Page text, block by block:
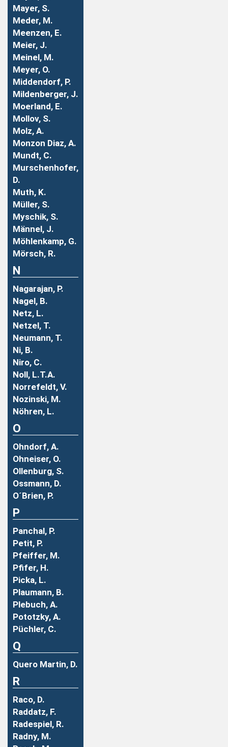
Mayer, S.
Meder, M.
Meenzen, E.
Meier, J.
Meinel, M.
Meyer, O.
Middendorf, P.
Mildenberger, J.
Moerland, E.
Mollov, S.
Molz, A.
Monzon Diaz, A.
Mundt, C.
Murschenhofer,
D.
Muth, K.
Müller, S.
Myschik, S.
Männel, J.
Möhlenkamp, G.
Mörsch, R.
N
Nagarajan, P.
Nagel, B.
Netz, L.
Netzel, T.
Neumann, T.
Ni, B.
Niro, C.
Noll, L.T.A.
Norrefeldt, V.
Nozinski, M.
Nöhren, L.
O
Ohndorf, A.
Ohneiser, O.
Ollenburg, S.
Ossmann, D.
O´Brien, P.
P
Panchal, P.
Petit, P.
Pfeiffer, M.
Pfifer, H.
Picka, L.
Plaumann, B.
Plebuch, A.
Pototzky, A.
Püchler, C.
Q
Quero Martin, D.
R
Raco, D.
Raddatz, F.
Radespiel, R.
Radny, M.